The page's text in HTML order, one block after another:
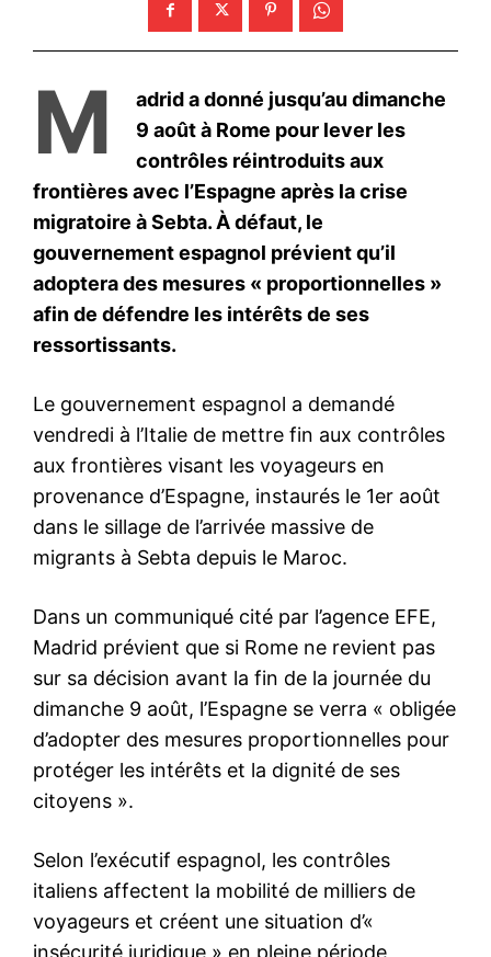
l'intelligence de
l'information
Insight Publications
À propos
Nous contacter